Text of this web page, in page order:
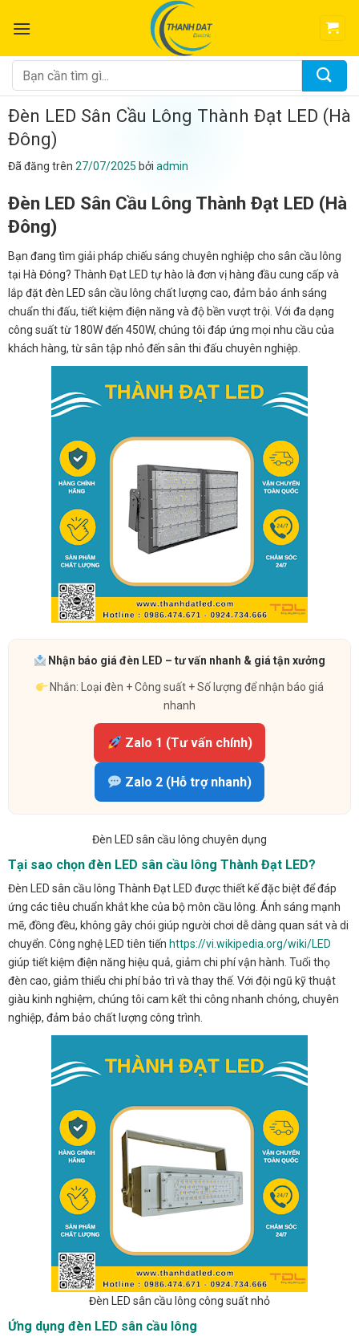
đến
dung
Tìm
kiếm:
Đèn LED Sân Cầu Lông Thành Đạt LED (Hà
Đông)
Đã đăng trên 27/07/2025 bởi admin
Đèn LED Sân Cầu Lông Thành Đạt LED (Hà
Đông)
Bạn đang tìm giải pháp chiếu sáng chuyên nghiệp cho sân cầu lông
tại Hà Đông? Thành Đạt LED tự hào là đơn vị hàng đầu cung cấp và
lắp đặt đèn LED sân cầu lông chất lượng cao, đảm bảo ánh sáng
chuẩn thi đấu, tiết kiệm điện năng và độ bền vượt trội. Với đa dạng
công suất từ 180W đến 450W, chúng tôi đáp ứng mọi nhu cầu của
khách hàng, từ sân tập nhỏ đến sân thi đấu chuyên nghiệp.
Nhận báo giá đèn LED – tư vấn nhanh & giá tận xưởng
Nhắn: Loại đèn + Công suất + Số lượng để nhận báo giá
nhanh
Zalo 1 (Tư vấn chính)
Zalo 2 (Hỗ trợ nhanh)
Đèn LED sân cầu lông chuyên dụng
Tại sao chọn đèn LED sân cầu lông Thành Đạt LED?
Đèn LED sân cầu lông Thành Đạt LED được thiết kế đặc biệt để đáp
ứng các tiêu chuẩn khắt khe của bộ môn cầu lông. Ánh sáng mạnh
mẽ, đồng đều, không gây chói giúp người chơi dễ dàng quan sát và di
chuyển. Công nghệ LED tiên tiến https://vi.wikipedia.org/wiki/LED
giúp tiết kiệm điện năng hiệu quả, giảm chi phí vận hành. Tuổi thọ
đèn cao, giảm thiểu chi phí bảo trì và thay thế. Với đội ngũ kỹ thuật
giàu kinh nghiệm, chúng tôi cam kết thi công nhanh chóng, chuyên
nghiệp, đảm bảo chất lượng công trình.
Đèn LED sân cầu lông công suất nhỏ
Ứng dụng đèn LED sân cầu lông